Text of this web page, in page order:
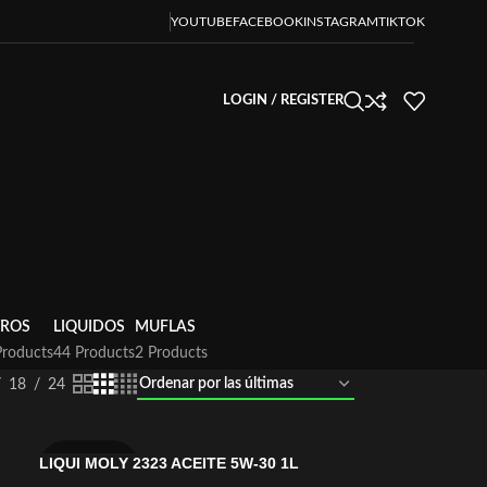
YOUTUBEFACEBOOKINSTAGRAMTIKTOK
LOGIN / REGISTER
LIQUIDOS
44 Products
MUFLAS
2 Products
18 24
LIQUI MOLY
LIQUI MOLY 2323 ACEITE 5W-30 1L